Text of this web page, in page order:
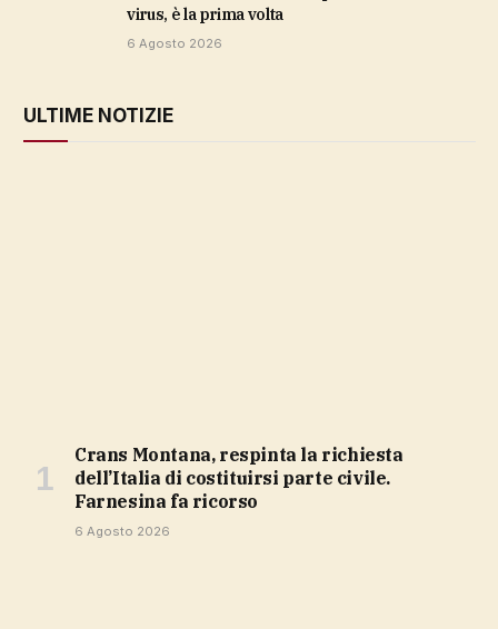
virus, è la prima volta
6 Agosto 2026
ULTIME NOTIZIE
Crans Montana, respinta la richiesta
dell’Italia di costituirsi parte civile.
Farnesina fa ricorso
6 Agosto 2026